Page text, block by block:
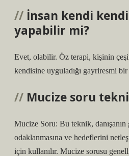
İnsan kendi
yapabilir mi?
Evet, olabilir. Öz terapi, kişinin
kendisine uyguladığı gayriresmi
Mucize soru
Mucize Soru: Bu teknik,
odaklanmasına ve hedeflerini
için kullanılır. Mucize sorusu